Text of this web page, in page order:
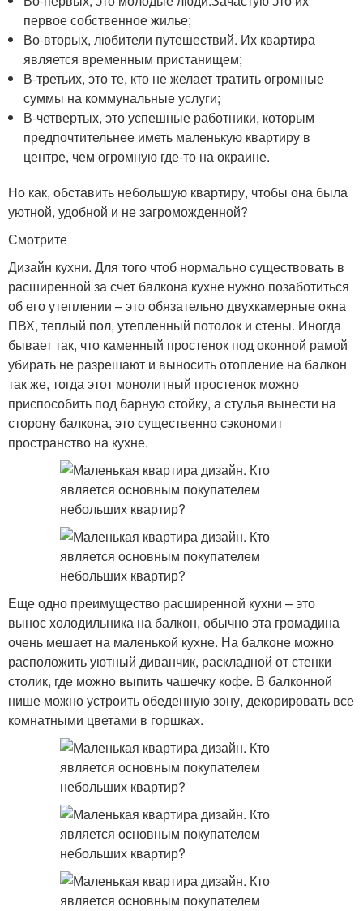
первое собственное жилье;
Во-вторых, любители путешествий. Их квартира
является временным пристанищем;
В-третьих, это те, кто не желает тратить огромные
суммы на коммунальные услуги;
В-четвертых, это успешные работники, которым
предпочтительнее иметь маленькую квартиру в
центре, чем огромную где-то на окраине.
Но как, обставить небольшую квартиру, чтобы она была
уютной, удобной и не загроможденной?
Смотрите
Дизайн кухни. Для того чтоб нормально существовать в
расширенной за счет балкона кухне нужно позаботиться
об его утеплении – это обязательно двухкамерные окна
ПВХ, теплый пол, утепленный потолок и стены. Иногда
бывает так, что каменный простенок под оконной рамой
убирать не разрешают и выносить отопление на балкон
так же, тогда этот монолитный простенок можно
приспособить под барную стойку, а стулья вынести на
сторону балкона, это существенно сэкономит
пространство на кухне.
Еще одно преимущество расширенной кухни – это
вынос холодильника на балкон, обычно эта громадина
очень мешает на маленькой кухне. На балконе можно
расположить уютный диванчик, раскладной от стенки
столик, где можно выпить чашечку кофе. В балконной
нише можно устроить обеденную зону, декорировать все
комнатными цветами в горшках.